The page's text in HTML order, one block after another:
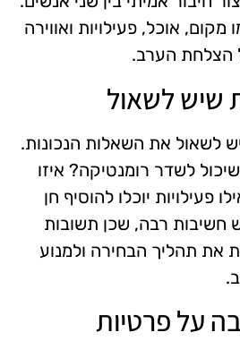
אוכל, פעילויות ואווירה
הצלחת הערב.
שיש לשאול
לשאול את השאלות הנכונות.
לשדר רומנטיקה? איזו
פעילויות יוכלו להוסיף חן
חשיבות רבה, שכן תשובות
את תהליך הבחירה ולמנוע
על פרטיות